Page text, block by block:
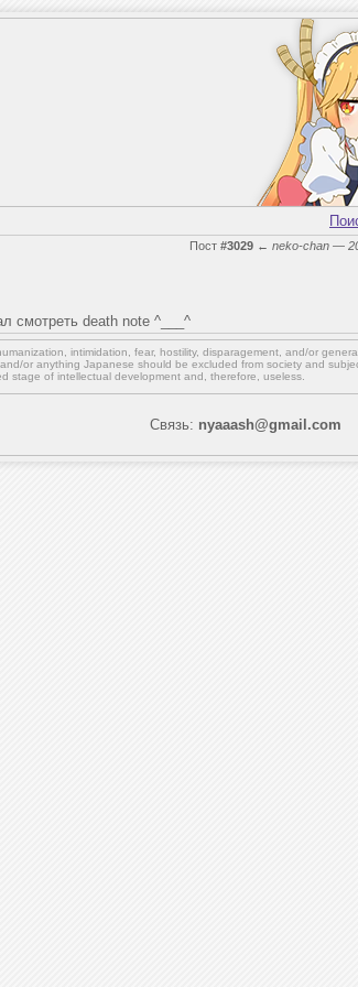
Пост #3029 ← neko-chan —
смотреть death note ^___^
intimidation, fear, hostility, disparagement, and/or
and/oranything Japanese should be excluded from society and
stage of intellectual development and, therefore, useless.
Связь: nyaaash@gmail.com